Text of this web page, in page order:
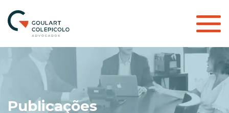
Publicações